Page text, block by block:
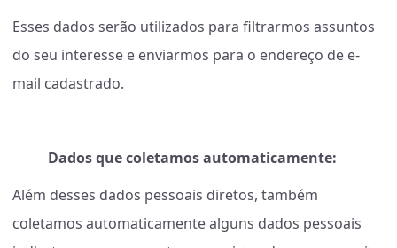
Esses dados serão utilizados para filtrarmos assuntos
do seu interesse e enviarmos para o endereço de e-
mail cadastrado.
Dados que coletamos automaticamente:
Além desses dados pessoais diretos, também
coletamos automaticamente alguns dados pessoais